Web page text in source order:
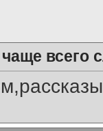
всего